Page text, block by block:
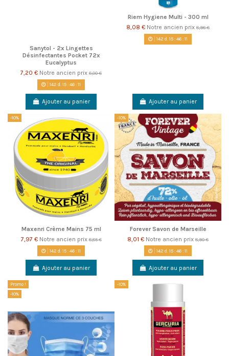
Sanytol - 2x Lingettes
Désinfectantes Pocket 72x
Eucalyptus
7,20 € Notre ancien prix 8,00 €
142 d. 15:46:10
Ajouter au panier
Riem Hygiene Multi - 300 ml
8,08 € Notre ancien prix 8,98 €
142 d. 15:46:10
Ajouter au panier
-10%
Maxenri Crème Mains 75 ml
7,97 € Notre ancien prix8,85 €
142 d. 15:46:10
Ajouter au panier
-10%
Forever Savon de Marseille
8,01 € Notre ancien prix 8,90 €
142 d. 15:46:10
Ajouter au panier
Promo !
-10%
-10%